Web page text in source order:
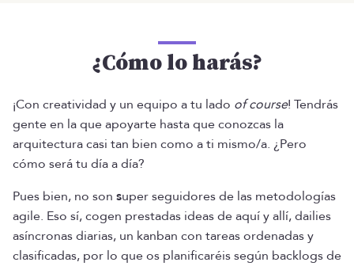
¿Cómo lo harás?
¡Con creatividad y un equipo a tu lado of course! Tendrás
gente en la que apoyarte hasta que conozcas la
arquitectura casi tan bien como a ti mismo/a. ¿Pero
cómo será tu día a día?
Pues bien, no son super seguidores de las metodologías
agile. Eso sí, cogen prestadas ideas de aquí y allí, dailies
asíncronas diarias, un kanban con tareas ordenadas y
clasificadas, por lo que os planificaréis según backlogs de